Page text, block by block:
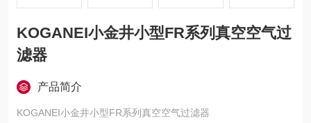
KOGANEI小金井小型FR系列真空空气过
滤器
产品简介
KOGANEI小金井小型FR系列真空空气过滤器